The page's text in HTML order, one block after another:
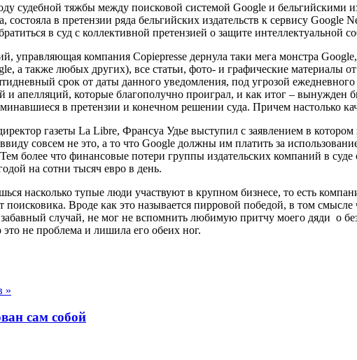
судебной тяжбы между поисковой системой Google и бельгийскими
состояла в претензии ряда бельгийских издательств к сервису
в суд с коллективной претензией о защите интеллектуальной
управляющая компания Copiepresse дернула таки мега монстра
а также любых других), все статьи, фото- и графические материалы
срок от даты данного уведомления, под угрозой
и апелляций, которые благополучно проиграл, и как итог – вынужден
в претензии и конечном решении суда. Причем настолько
газеты La Libre, Франсуа Удье выступил с заявлением в
совсем не это, а то что Google должны им платить за
более что финансовые потери группы издательских компаний в
на сотни тысяч евро в день.
насколько тупые люди участвуют в крупном бизнесе, то есть
поисковика. Вроде как это называется пирровой победой, в том
случай, не мог не вспомнить любимую притчу моего дяди о
не проблема и лишила его обеих ног.
»
сам собой